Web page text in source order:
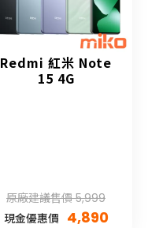
Redmi 紅米 Note
15 4G
原廠建議售價 5,999
現金優惠價 4,890